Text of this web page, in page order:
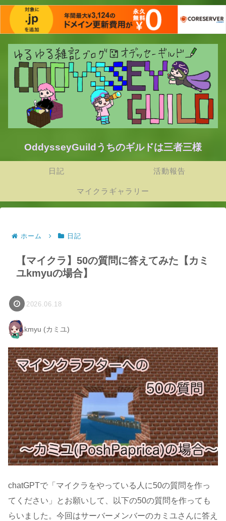
OddysseyGuildうちのギルドは三者三様
日記 活動報告
マイクラギャラリー
ホーム 日記
【マイクラ】50の質問に答えてみた【カミ
ユkmyuの場合】
2026.06.18
kmyu (カミユ)
chatGPTで「マイクラをやっている人に50の質問を作っ
てください」とお願いして、以下の50の質問を作っても
らいました。今回はサーバーメンバーのカミユさんに答え